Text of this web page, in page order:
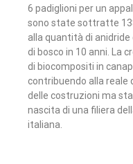
6 padiglioni per un
sono state sottratte
alla quantità di
di bosco in 10 anni. La
di biocompositi in
contribuendo alla
delle costruzioni ma
nascita di una filiera
italiana.